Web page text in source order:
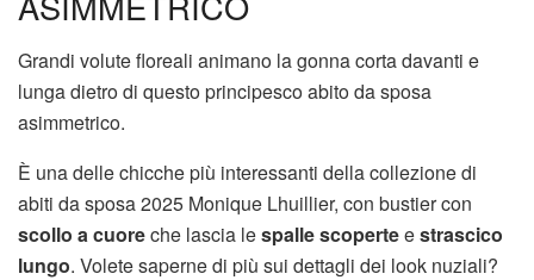
Grandi volute floreali animano la gonna corta davanti e
lunga dietro di questo principesco abito da sposa
asimmetrico.
È una delle chicche più interessanti della collezione di
abiti da sposa 2025 Monique Lhuillier, con bustier con
scollo a cuoreche lascia lespalle scoperteestrascico
lungo. Volete saperne di più sui dettagli dei look nuziali?